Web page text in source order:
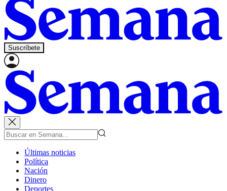
Suscríbete
Últimas noticias
Política
Nación
Dinero
Deportes